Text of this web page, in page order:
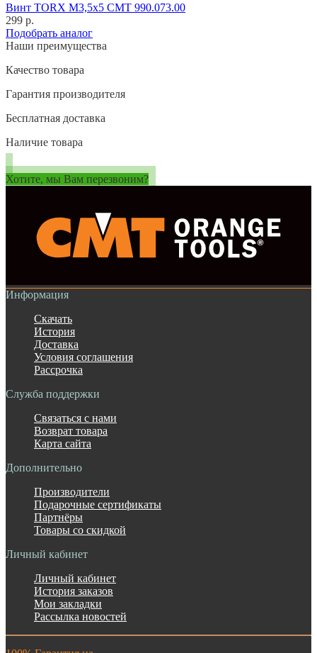
Винт TORX M3,5x5 CMT 990.073.00
299 р.
Подобрать аналог
Наши преимущества
Качество товара
Гарантия производителя
Бесплатная доставка
Наличие товара
Хотите, мы Вам перезвоним?
Информация
Скачать
История
Доставка
Условия соглашения
Рассрочка
Служба поддержки
Связаться с нами
Возврат товара
Карта сайта
Дополнительно
Производители
Подарочные сертификаты
Партнёры
Товары со скидкой
Личный кабинет
Личный кабинет
История заказов
Мои закладки
Рассылка новостей